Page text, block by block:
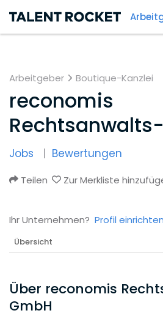
Arbeitgeber Boutique-Kanzlei
reconomis
Jobs Bewertungen
Teilen Zur Merkliste
Ihr Unternehmen? Profil einrichten
Übersicht
Über reconomis
GmbH